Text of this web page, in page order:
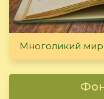
Многоликий мир